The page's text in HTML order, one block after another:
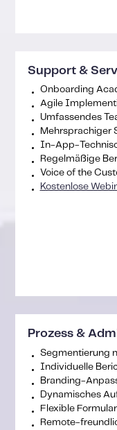
Support &
Onboarding
Agile
Umfassendes
Mehrsprachiger
In-App-
Regelmäßige
Voice of the
Kostenlose
Prozess &
Segmentierung
Individuelle
Branding-
Dynamisches
Flexible
Remote-